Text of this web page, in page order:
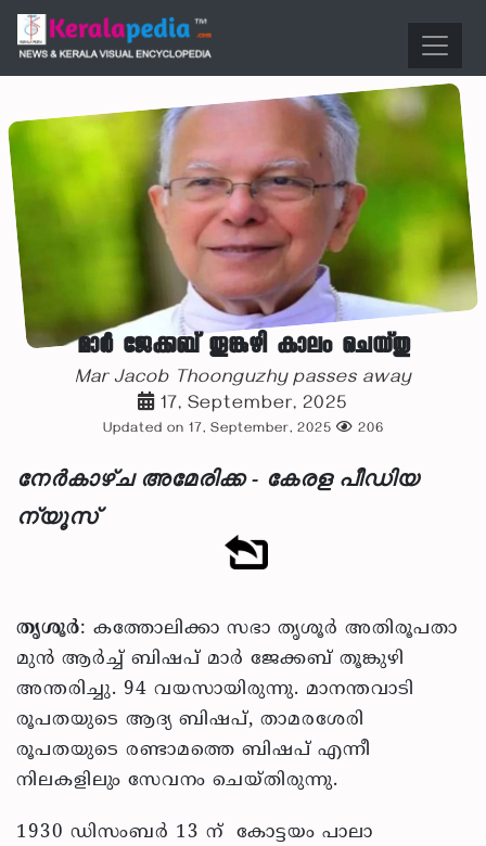
മാര്‍ ജേക്കബ് തൂങ്കുഴി കാലം ചെയ്തു
Mar Jacob Thoonguzhy passes away
17, September, 2025
Updated on 17, September, 2025 206
നേർകാഴ്ച അമേരിക്ക - കേരള പീഡിയ
ന്യൂസ്
തൃശൂര്‍: കത്തോലിക്കാ സഭാ തൃശൂര്‍ അതിരൂപതാ
മുന്‍ ആര്‍ച്ച് ബിഷപ് മാര്‍ ജേക്കബ് തൂങ്കുഴി
അന്തരിച്ചു. 94 വയസായിരുന്നു. മാനന്തവാടി
രൂപതയുടെ ആദ്യ ബിഷപ്, താമരശേരി
രൂപതയുടെ രണ്ടാമത്തെ ബിഷപ് എന്നീ
നിലകളിലും സേവനം ചെയ്തിരുന്നു.
1930 ഡിസംബര്‍ 13 ന് കോട്ടയം പാലാ